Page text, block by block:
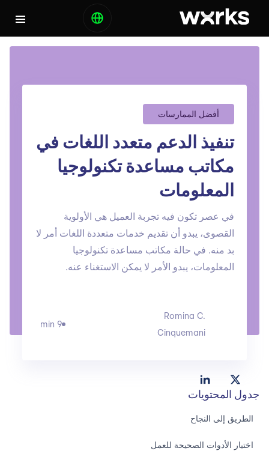
أفضل الممارسات
تنفيذ الدعم متعدد اللغات في
مكاتب مساعدة تكنولوجيا
المعلومات
في عصر تكون فيه تجربة العميل هي الأولوية
القصوى، يبدو أن تقديم خدمات متعددة اللغات أمر لا
بد منه. في حالة مكاتب مساعدة تكنولوجيا
المعلومات، يبدو الأمر لا يمكن الاستغناء عنه.
Romina C.
Cinquemani
9 min
جدول المحتويات
الطريق إلى النجاح
اختيار الأدوات الصحيحة للعمل